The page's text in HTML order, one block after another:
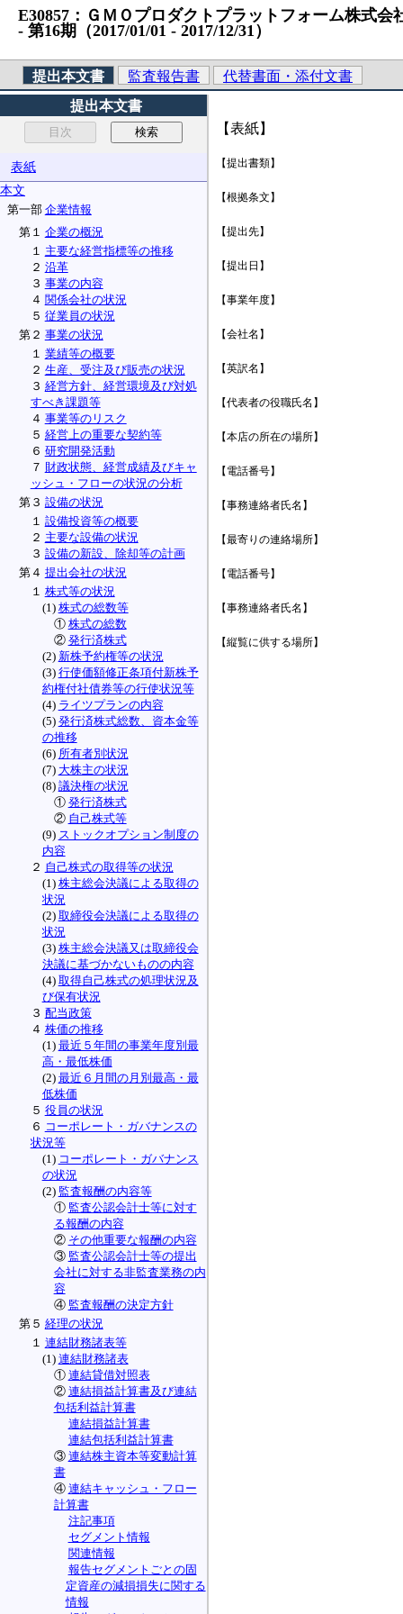
E30857：ＧＭＯプロダクトプラットフォーム株式
‐ 第16期（2017/01/01 ‐ 2017/12/31）
提出本文書 監査報告書
代替書面・添付文書
提出本文書